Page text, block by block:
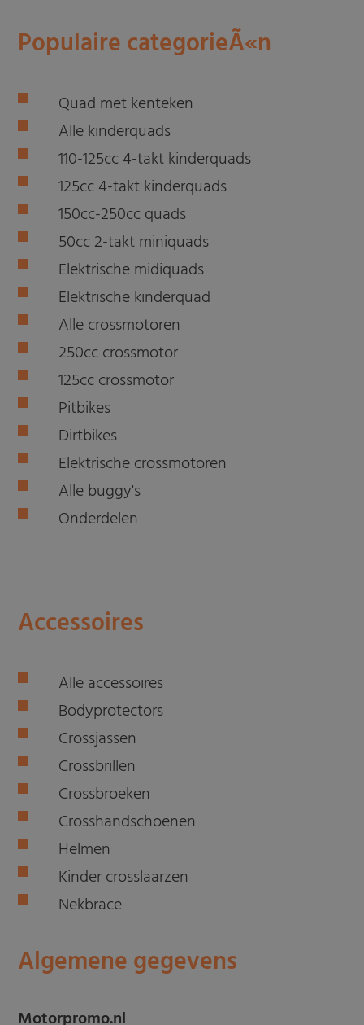
Populaire categorieÃ«n
Quad met kenteken
Alle kinderquads
110-125cc 4-takt kinderquads
125cc 4-takt kinderquads
150cc-250cc quads
50cc 2-takt miniquads
Elektrische midiquads
Elektrische kinderquad
Alle crossmotoren
250cc crossmotor
125cc crossmotor
Pitbikes
Dirtbikes
Elektrische crossmotoren
Alle buggy's
Onderdelen
Accessoires
Alle accessoires
Bodyprotectors
Crossjassen
Crossbrillen
Crossbroeken
Crosshandschoenen
Helmen
Kinder crosslaarzen
Nekbrace
Algemene gegevens
Motorpromo.nl